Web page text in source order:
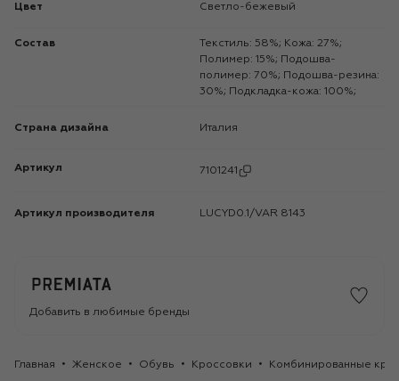
Цвет Светло-бежевый
Состав
Текстиль: 58%; Кожа: 27%;
Полимер: 15%; Подошва-
полимер: 70%; Подошва-резина:
30%; Подкладка-кожа: 100%;
Страна дизайна Италия
Артикул 7101241
Артикул производителя LUCYD0.1/VAR 8143
Добавить в любимые бренды
Главная Женское Обувь Кроссовки Комбинированные